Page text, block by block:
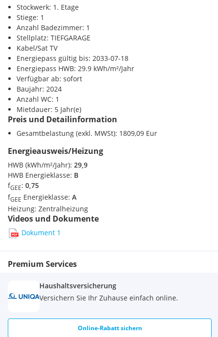
In dem hochwertigen Projekt entstanden insgesamt 24
Mietwohnungen. Die zwei bis drei Zimmer-Einheiten
verfügen über Wohnflächen zwischen 41 m2 und 108 m2
sowie sind sie allesamt mit großzügigen Freiflächen
ausgestattet. Die Gärten, Loggien, Balkone und Terrassen
bieten einen zusätzlichen Erholungsfaktor in den eigenen
vier Wänden und ermöglichen eine unvergleichliche
Wohlfühlatmosphäre im Grünen.
In dem Projekt gibt es keine Kellerabteile, jedoch verfügt das
Haus über Fahrrad- und Kinderwagenabstellräume.
- Fußbodenheizung (Luftwärmepumpe)
- Eichenparkett und hochwertige Verfliesung
- Duschen in den Nassräumen
- Garten, Terrasse, Balkon, Loggia bei jeder Einheit
- Außenraffstores elektrisch bedienbar
- SAT-Anlage und Kabel
- Tiefgarage
Es besteht die Möglichkeit einen Tiefgaragenstellplatz um
Sonstige
Bank <1000m
Post <1500m
Polizei <1000m
Stockwerk: 1. Etage
Stiege: 1
Anzahl Badezimmer: 1
Stellplatz: TIEFGARAGE
Kabel/Sat TV
Energiepass gültig bis: 2033-07-18
Energiepass HWB: 29.9 kWh/m²/Jahr
Verfügbar ab: sofort
Baujahr: 2024
Anzahl WC: 1
Mietdauer: 5 Jahr(e)
Preis und Detailinformation
Gesamtbelastung (exkl. MWSt): 1809,09 Eur
Energieausweis/Heizung
HWB (kWh/m²/Jahr): 29,9
HWB Energieklasse: B
fGEE: 0,75
fGEE Energieklasse: A
Heizung: Zentralheizung
Videos und Dokumente
Dokument 1
Premium Services
Haushaltsversicherung
Versichern Sie Ihr Zuhause einfach online.
Online-Rabatt sichern